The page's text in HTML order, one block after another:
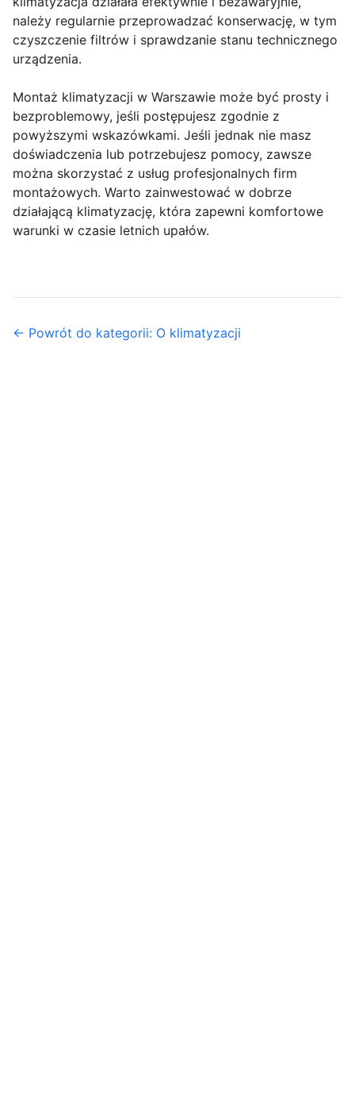
należy regularnie przeprowadzać konserwację, w tym
czyszczenie filtrów i sprawdzanie stanu technicznego
urządzenia.
Montaż klimatyzacji w Warszawie może być prosty i
bezproblemowy, jeśli postępujesz zgodnie z
powyższymi wskazówkami. Jeśli jednak nie masz
doświadczenia lub potrzebujesz pomocy, zawsze
można skorzystać z usług profesjonalnych firm
montażowych. Warto zainwestować w dobrze
działającą klimatyzację, która zapewni komfortowe
warunki w czasie letnich upałów.
← Powrót do kategorii: O klimatyzacji